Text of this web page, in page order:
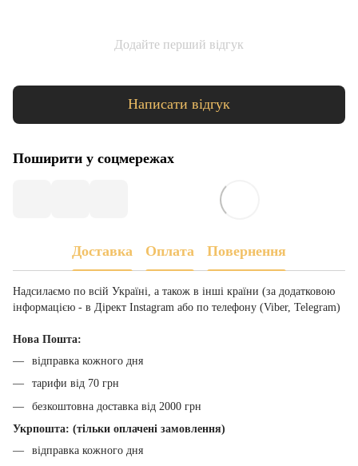
Додайте перший відгук
Написати відгук
Поширити у соцмережах
Доставка Оплата Повернення
Надсилаємо по всій Україні, а також в інші країни (за додатковою
інформацією - в Дірект Instagram або по телефону (Viber, Telegram)
Нова Пошта:
відправка кожного дня
тарифи від 70 грн
безкоштовна доставка від 2000 грн
Укрпошта: (тільки оплачені замовлення)
відправка кожного дня